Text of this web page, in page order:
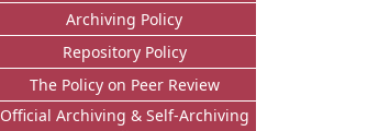
Archiving Policy
Repository Policy
The Policy on Peer Review
Official Archiving & Self-Archiving